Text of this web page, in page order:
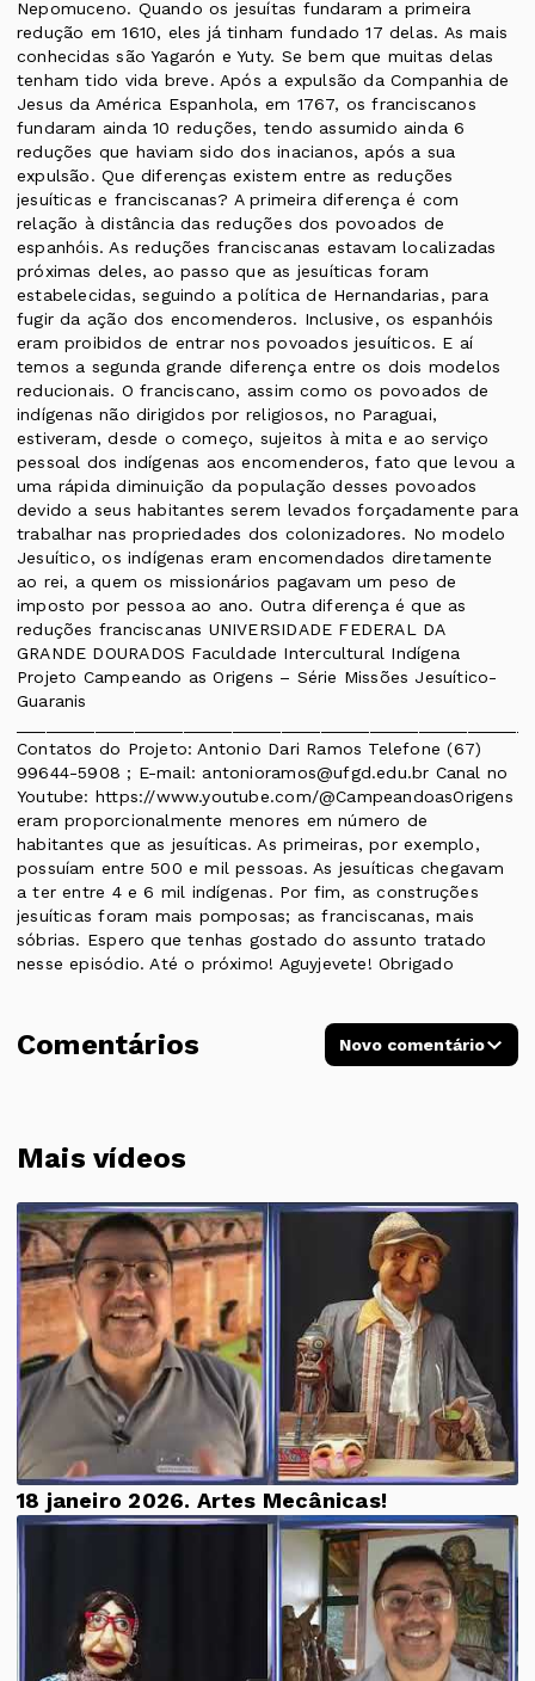
Mais vídeos
18 janeiro 2026. Artes Mecânicas!
Nepomuceno. Quando os jesuítas fundaram a primeira
redução em 1610, eles já tinham fundado 17 delas. As mais
conhecidas são Yagarón e Yuty. Se bem que muitas delas
tenham tido vida breve. Após a expulsão da Companhia de
Jesus da América Espanhola, em 1767, os franciscanos
fundaram ainda 10 reduções, tendo assumido ainda 6
reduções que haviam sido dos inacianos, após a sua
expulsão. Que diferenças existem entre as reduções
jesuíticas e franciscanas? A primeira diferença é com
relação à distância das reduções dos povoados de
espanhóis. As reduções franciscanas estavam localizadas
próximas deles, ao passo que as jesuíticas foram
estabelecidas, seguindo a política de Hernandarias, para
fugir da ação dos encomenderos. Inclusive, os espanhóis
eram proibidos de entrar nos povoados jesuíticos. E aí
temos a segunda grande diferença entre os dois modelos
reducionais. O franciscano, assim como os povoados de
indígenas não dirigidos por religiosos, no Paraguai,
estiveram, desde o começo, sujeitos à mita e ao serviço
pessoal dos indígenas aos encomenderos, fato que levou a
uma rápida diminuição da população desses povoados
devido a seus habitantes serem levados forçadamente para
trabalhar nas propriedades dos colonizadores. No modelo
Jesuítico, os indígenas eram encomendados diretamente
ao rei, a quem os missionários pagavam um peso de
imposto por pessoa ao ano. Outra diferença é que as
reduções franciscanas UNIVERSIDADE FEDERAL DA
GRANDE DOURADOS Faculdade Intercultural Indígena
Projeto Campeando as Origens – Série Missões Jesuítico-
Guaranis
Contatos do Projeto: Antonio Dari Ramos Telefone (67)
99644-5908 ; E-mail: antonioramos@ufgd.edu.br Canal no
Youtube: https://www.youtube.com/@CampeandoasOrigens
eram proporcionalmente menores em número de
habitantes que as jesuíticas. As primeiras, por exemplo,
possuíam entre 500 e mil pessoas. As jesuíticas chegavam
a ter entre 4 e 6 mil indígenas. Por fim, as construções
jesuíticas foram mais pomposas; as franciscanas, mais
sóbrias. Espero que tenhas gostado do assunto tratado
nesse episódio. Até o próximo! Aguyjevete! Obrigado
Comentários Novo comentário